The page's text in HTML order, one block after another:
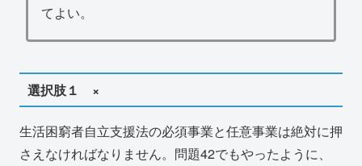
てよい。
選択肢１ ×
生活困窮者自立支援法の必須事業と任意事業は絶対に押
さえなければなりません。問題42でもやったように、